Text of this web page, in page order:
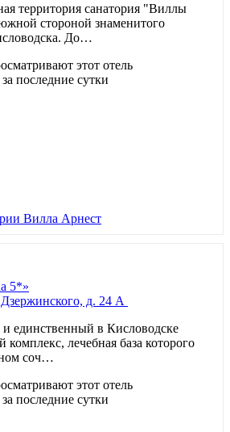
территория санатория "Виллы
стороной знаменитого
До…
этот отель
последние сутки
Вилла Арнест
5*»
д. 24 А
единственный в Кисловодске
комплекс, лечебная база которого
соч…
этот отель
последние сутки